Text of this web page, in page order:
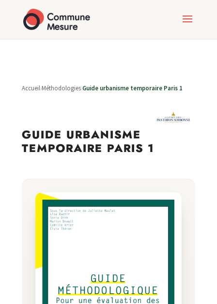
Accueil›Méthodologies›Guide urbanisme temporaire Paris 1
GUIDE URBANISME
TEMPORAIRE PARIS 1